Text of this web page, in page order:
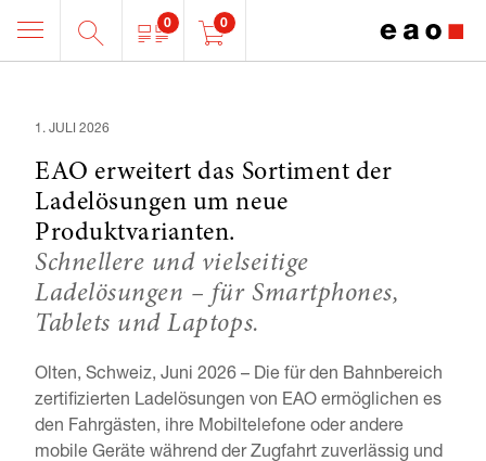
0 0
1. JULI 2026
EAO erweitert das Sortiment der
Ladelösungen um neue
Produktvarianten.
Schnellere und vielseitige
Ladelösungen – für Smartphones,
Tablets und Laptops.
Olten, Schweiz, Juni 2026 – Die für den Bahnbereich
zertifizierten Ladelösungen von EAO ermöglichen es
den Fahrgästen, ihre Mobiltelefone oder andere
mobile Geräte während der Zugfahrt zuverlässig und